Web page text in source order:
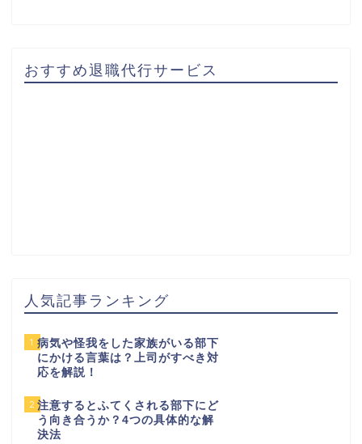
おすすめ退職代行サービス
人気記事ランキング
1 病気や怪我をした家族がいる部下
にかける言葉は？上司がすべき対
応を解説！
2 注意するとふてくされる部下にど
う向き合うか？4つの具体的な解
決法